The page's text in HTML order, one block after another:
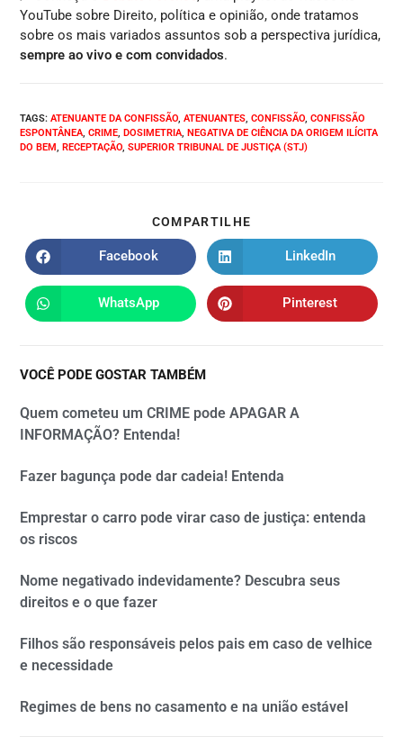
YouTube sobre Direito, política e opinião, onde tratamos
sobre os mais variados assuntos sob a perspectiva jurídica,
sempre ao vivo e com convidados.
TAGS:ATENUANTE DA CONFISSÃO, ATENUANTES, CONFISSÃO, CONFISSÃO
ESPONTÂNEA, CRIME, DOSIMETRIA, NEGATIVA DE CIÊNCIA DA ORIGEM ILÍCITA
DO BEM, RECEPTAÇÃO, SUPERIOR TRIBUNAL DE JUSTIÇA (STJ)
COMPARTILHE
Facebook LinkedIn
WhatsApp Pinterest
VOCÊ PODE GOSTAR TAMBÉM
Quem cometeu um CRIME pode APAGAR A
INFORMAÇÃO? Entenda!
Fazer bagunça pode dar cadeia! Entenda
Emprestar o carro pode virar caso de justiça: entenda
os riscos
Nome negativado indevidamente? Descubra seus
direitos e o que fazer
Filhos são responsáveis pelos pais em caso de velhice
e necessidade
Regimes de bens no casamento e na união estável